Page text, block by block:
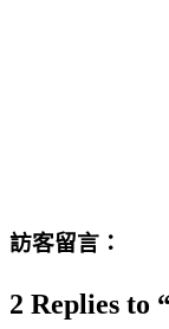
訪客留言：
2 Replies to